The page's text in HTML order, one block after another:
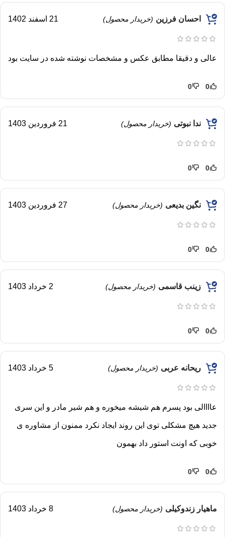
احسان فرزین (خریدار محصول) 21 اسفند 1402
عالی و دقیقا مطابق عکس و‌ مشخصات نوشته شده در سایت بود
0
0
ندا نبوتی (خریدار محصول) 21 فروردین 1403
0
0
نگین بدیعی (خریدار محصول) 27 فروردین 1403
0
0
زینب قاسمی (خریدار محصول) 2 خرداد 1403
0
0
ریحانه عربی (خریدار محصول) 5 خرداد 1403
عاااالی بود پسرم هم شیشه میخوره و هم شیر مادر و این سری
جدید هیچ مشکلی توی این روند ایجاد نکرد ممنون از مشاوره ی
خوبی که اونت استور داد بهمون
0
0
ماهیار زندوکیلی (خریدار محصول) 8 خرداد 1403